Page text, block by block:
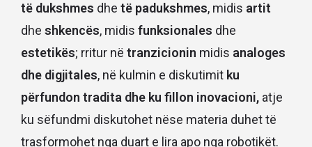
të dukshmes dhe të padukshmes, midis artit
dhe shkencës, midis funksionales dhe
estetikës; rritur në tranzicionin midis analoges
dhe digjitales, në kulmin e diskutimit ku
përfundon tradita dhe ku fillon inovacioni, atje
ku sëfundmi diskutohet nëse materia duhet të
trasformohet nga duart e lira apo nga robotikët.